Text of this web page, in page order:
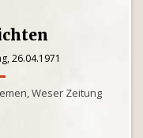
26.04.1971
Weser Zeitung